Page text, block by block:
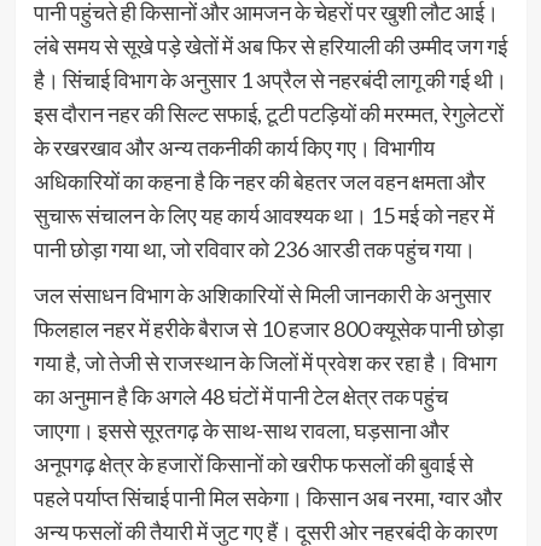
पानी पहुंचते ही किसानों और आमजन के चेहरों पर खुशी लौट आई।
लंबे समय से सूखे पड़े खेतों में अब फिर से हरियाली की उम्मीद जग गई
है। सिंचाई विभाग के अनुसार 1 अप्रैल से नहरबंदी लागू की गई थी।
इस दौरान नहर की सिल्ट सफाई, टूटी पटड़ियों की मरम्मत, रेगुलेटरों
के रखरखाव और अन्य तकनीकी कार्य किए गए। विभागीय
अधिकारियों का कहना है कि नहर की बेहतर जल वहन क्षमता और
सुचारू संचालन के लिए यह कार्य आवश्यक था। 15 मई को नहर में
पानी छोड़ा गया था, जो रविवार को 236 आरडी तक पहुंच गया।
जल संसाधन विभाग के अशिकारियों से मिली जानकारी के अनुसार
फिलहाल नहर में हरीके बैराज से 10 हजार 800 क्यूसेक पानी छोड़ा
गया है, जो तेजी से राजस्थान के जिलों में प्रवेश कर रहा है। विभाग
का अनुमान है कि अगले 48 घंटों में पानी टेल क्षेत्र तक पहुंच
जाएगा। इससे सूरतगढ़ के साथ-साथ रावला, घड़साना और
अनूपगढ़ क्षेत्र के हजारों किसानों को खरीफ फसलों की बुवाई से
पहले पर्याप्त सिंचाई पानी मिल सकेगा। किसान अब नरमा, ग्वार और
अन्य फसलों की तैयारी में जुट गए हैं। दूसरी ओर नहरबंदी के कारण